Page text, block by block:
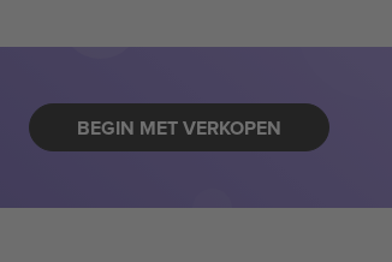
BEGIN MET VERKOPEN